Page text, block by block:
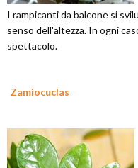
I rampicanti da balcone si
senso dell'altezza. In ogni
spettacolo.
Zamiocuclas